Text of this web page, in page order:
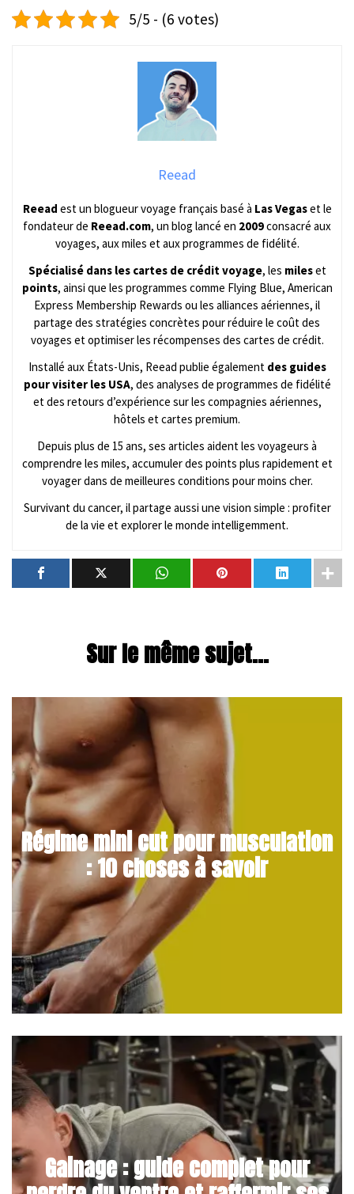
5/5 - (6 votes)
Reead
Reead est un blogueur voyage français basé à Las Vegaset le
fondateur de Reead.com, un blog lancé en 2009consacré aux
voyages, aux miles et aux programmes de fidélité.
Spécialisé dans les cartes de crédit voyage, les mileset
points, ainsi que les programmes comme Flying Blue, American
Express Membership Rewards ou les alliances aériennes, il
partage des stratégies concrètes pour réduire le coût des
voyages et optimiser les récompenses des cartes de crédit.
Installé aux États-Unis, Reead publie également des guides
pour visiter les USA, des analyses de programmes de fidélité
et des retours d’expérience sur les compagnies aériennes,
hôtels et cartes premium.
Depuis plus de 15 ans, ses articles aident les voyageurs à
comprendre les miles, accumuler des points plus rapidement et
voyager dans de meilleures conditions pour moins cher.
Survivant du cancer, il partage aussi une vision simple : profiter
de la vie et explorer le monde intelligemment.
Sur le même sujet...
Régime mini cut pour musculation
: 10 choses à savoir
Gainage : guide complet pour